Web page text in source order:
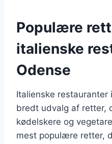
Populære
italienske
Odense
Italienske
bredt udvalg af retter,
kødelskere og
mest populære retter,